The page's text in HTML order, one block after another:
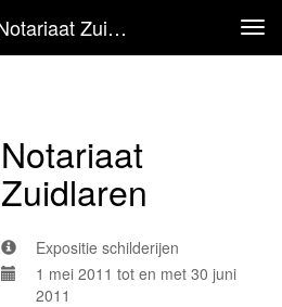
Jacqueline Holman - Notariaat Zuidlaren
Notariaat
Zuidlaren
Expositie schilderijen
1 mei 2011 tot en met 30 juni
2011